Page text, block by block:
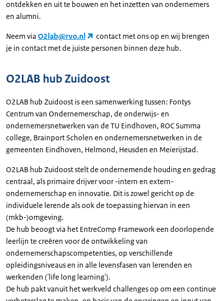
ontdekken en uit te bouwen en het inzetten van ondernemers
en alumni.
Neem via O2lab@rvo.nl
contact met ons op en wij brengen
je in contact met de juiste personen binnen deze hub.
O2LAB hub Zuidoost
O2LAB hub Zuidoost is een samenwerking tussen: Fontys
Centrum van Ondernemerschap, de onderwijs- en
ondernemersnetwerken van de TU Eindhoven, ROC Summa
college, Brainport Scholen en ondernemersnetwerken in de
gemeenten Eindhoven, Helmond, Heusden en Meierijstad.
O2LAB hub Zuidoost stelt de ondernemende houding en gedrag
centraal, als primaire drijver voor -intern en extern-
ondernemerschap en innovatie. Dit is zowel gericht op de
individuele lerende als ook de toepassing hiervan in een
(mkb-)omgeving.
De hub beoogt via het EntreComp Framework een doorlopende
leerlijn te creëren voor de ontwikkeling van
ondernemerschapscompetenties, op verschillende
opleidingsniveaus en in alle levensfasen van lerenden en
werkenden ('life long learning').
De hub pakt vanuit het werkveld challenges op om een continue